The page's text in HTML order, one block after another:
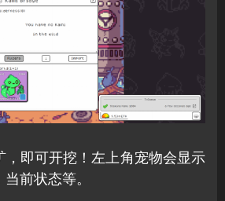
，即可开挖！左上角宠物会显示
前状态等。